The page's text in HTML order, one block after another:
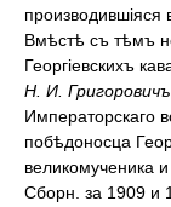
Вмѣстѣ съ тѣмъ
Георгіевскихъ
Н. И. Григоровичъ
Императорскаго
побѣдоносца
великомученика
Сборн. за 1909 и